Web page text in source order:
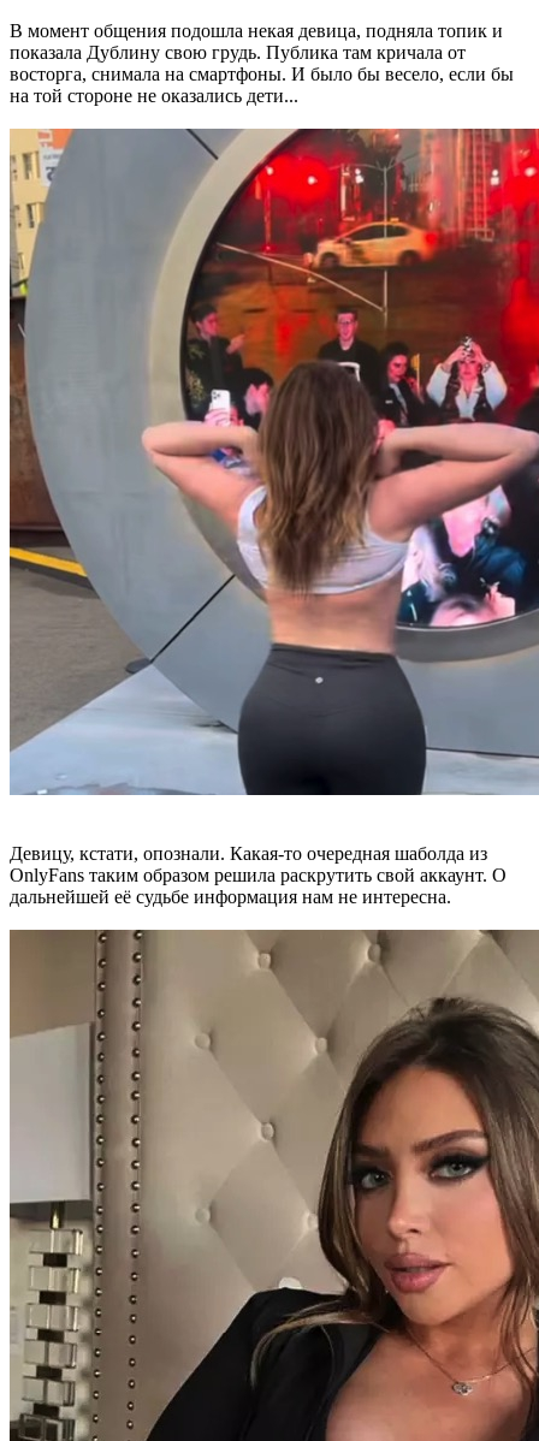
В момент общения подошла некая девица, подняла топик и
показала Дублину свою грудь. Публика там кричала от
восторга, снимала на смартфоны. И было бы весело, если бы
на той стороне не оказались дети...
Девицу, кстати, опознали. Какая-то очередная шаболда из
OnlyFans таким образом решила раскрутить свой аккаунт. О
дальнейшей её судьбе информация нам не интересна.